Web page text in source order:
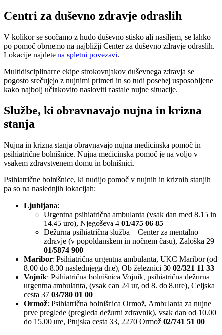
Centri za duševno zdravje odraslih
V kolikor se soočamo z hudo duševno stisko ali nasiljem, se lahko
po pomoč obrnemo na najbližji Center za duševno zdravje odraslih.
Lokacije najdete na spletni povezavi.
Multidisciplinarne ekipe strokovnjakov duševnega zdravja se
pogosto srečujejo z nujnimi primeri in so tudi posebej usposobljene
kako najbolj učinkovito nasloviti nastale nujne situacije.
Službe, ki obravnavajo nujna in krizna
stanja
Nujna in krizna stanja obravnavajo nujna medicinska pomoč in
psihiatrične bolnišnice. Nujna medicinska pomoč je na voljo v
vsakem zdravstvenem domu in bolnišnici.
Psihiatrične bolnišnice, ki nudijo pomoč v nujnih in kriznih stanjih
pa so na naslednjih lokacijah:
Ljubljana:
Urgentna psihiatrična ambulanta (vsak dan med 8.15 in
14.45 uro), Njegoševa 4 01/475 06 85
Dežurna psihiatrična služba – Center za mentalno
zdravje (v popoldanskem in nočnem času), Zaloška 29
01/5874 900
Maribor: Psihiatrična urgentna ambulanta, UKC Maribor (od
8.00 do 8.00 naslednjega dne), Ob železnici 30 02/321 11 33
Vojnik: Psihiatrična bolnišnica Vojnik, psihiatrična dežurna –
urgentna ambulanta, (vsak dan 24 ur, od 8. do 8.ure), Celjska
cesta 37 03/780 01 00
Ormož: Psihiatrična bolnišnica Ormož, Ambulanta za nujne
prve preglede (pregleda dežurni zdravnik), vsak dan od 10.00
do 15.00 ure, Ptujska cesta 33, 2270 Ormož 02/741 51 00